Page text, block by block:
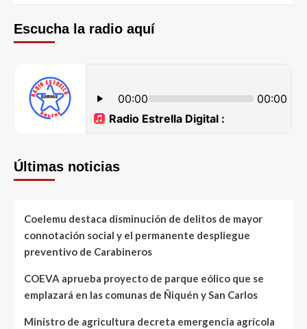
Escucha la radio aquí
Últimas noticias
Coelemu destaca disminución de delitos de mayor
connotación social y el permanente despliegue
preventivo de Carabineros
COEVA aprueba proyecto de parque eólico que se
emplazará en las comunas de Ñiquén y San Carlos
Ministro de agricultura decreta emergencia agrícola